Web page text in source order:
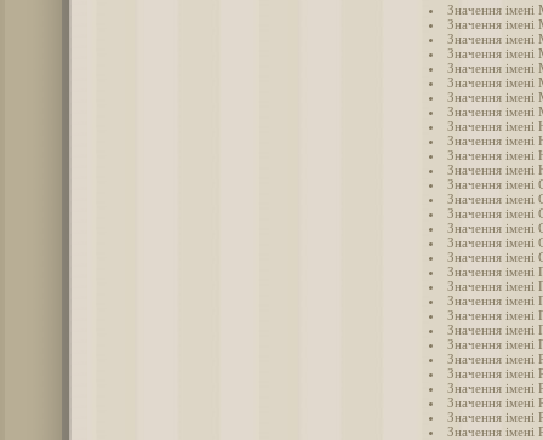
Значення імені
Значення імені
Значення
Значення
Значення імені
Значення імені
Значення імені
Значення імені
Значення імені
Значення імені
Значення імені
Значення імені
Значення імені
Значення імені
Значення імені
Значення імені
Значення імені
Значення імені
Значення імені
Значення імені
Значення імені
Значення імені
Значення імені
Значення імені
Значення імені
Значення імені
Значення імені
Значення імені
Значення імені
Значення імені